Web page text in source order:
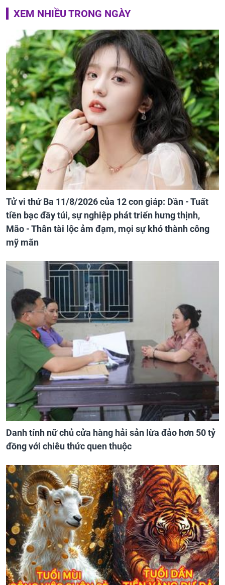
XEM NHIỀU TRONG NGÀY
Tử vi thứ Ba 11/8/2026 của 12 con giáp: Dần - Tuất
tiền bạc đầy túi, sự nghiệp phát triển hưng thịnh,
Mão - Thân tài lộc ảm đạm, mọi sự khó thành công
mỹ mãn
Danh tính nữ chủ cửa hàng hải sản lừa đảo hơn 50 tỷ
đồng với chiêu thức quen thuộc